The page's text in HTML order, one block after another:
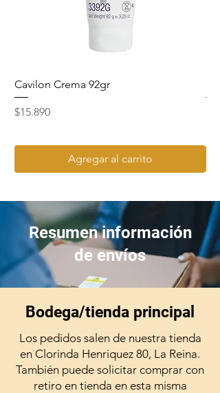
Cavilon Crema 92gr
Precio
$15.890
Agregar al carrito
Resumen información
de envíos
Bodega/tienda principal
Los pedidos salen de nuestra tienda
en Clorinda Henriquez 80, La Reina.
También puede solicitar comprar con
retiro en tienda en esta misma